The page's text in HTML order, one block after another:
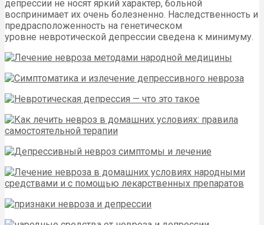
депрессии не носят яркий характер, больной
воспринимает их очень болезненно. Наследственность и
предрасположенность на генетическом
уровне невротической депрессии сведена к минимуму.